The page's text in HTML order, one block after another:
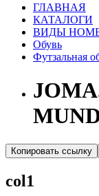
ГЛАВНАЯ
КАТАЛОГИ
ВИДЫ
Обувь
Футзальная
Копировать ссылку
col1